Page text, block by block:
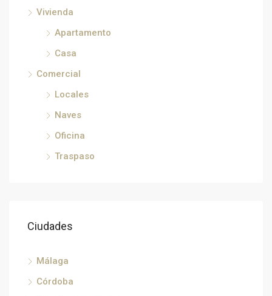
Vivienda
Apartamento
Casa
Comercial
Locales
Naves
Oficina
Traspaso
Ciudades
Málaga
Córdoba